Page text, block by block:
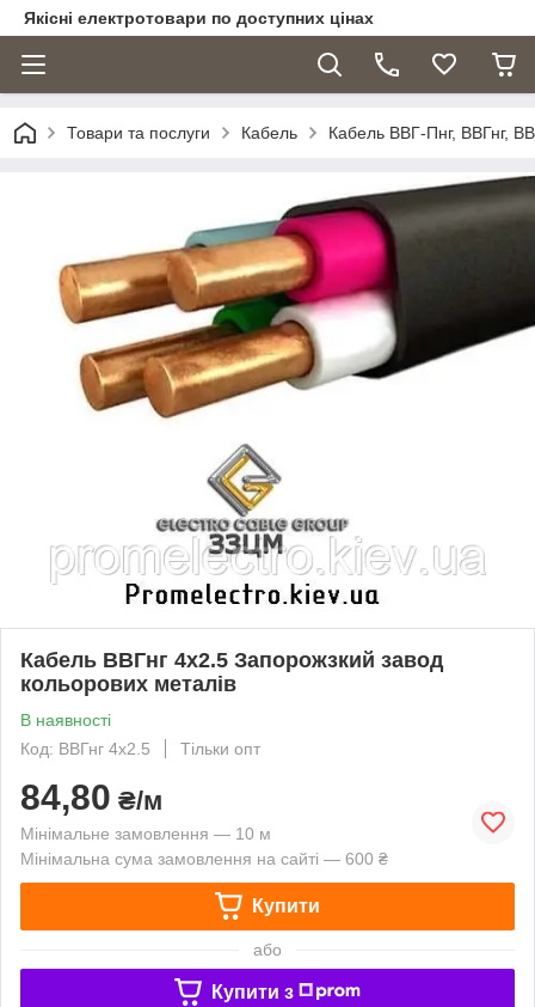
Якісні електротовари по доступних цінах
Товари та послуги Кабель Кабель ВВГ-Пнг, ВВГнг,
Кабель ВВГнг 4х2.5 Запорожзкий завод
кольорових металів
В наявності
Код: ВВГнг 4х2.5
Тільки опт
84,80 ₴/м
Мінімальне замовлення — 10 м
Мінімальна сума замовлення на сайті — 600 ₴
Купити
або
Купити з